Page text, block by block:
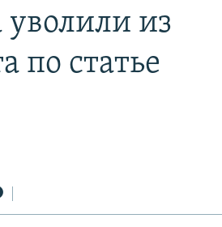
из
по статье